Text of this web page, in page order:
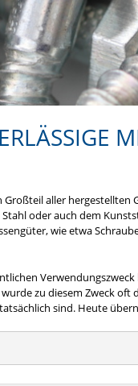
aller
oder auch dem
wie etwa
zu diesem Zweck
sind. Heute